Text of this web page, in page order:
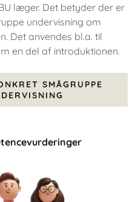
læger. Det betyder der er
undervisning om
Det anvendes bl.a. til
en del af introduktionen.
SMÅGRUPPE